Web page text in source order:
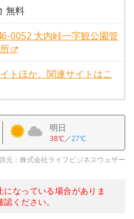
無料
0052 大内峠一字観公園管
トほか、関連サイトはこ
明日
38℃／27℃
元：株式会社ライフビジネスウェザー
なっている場合がありま
ください。